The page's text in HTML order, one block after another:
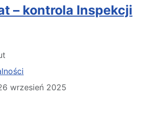
– kontrola Inspekcji
wrzesień 2025